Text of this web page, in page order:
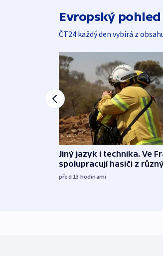
Evropský pohled
ČT24 každý den vybírá z
Jiný jazyk i technika. Ve
spolupracují hasiči z
před 13 hodinami